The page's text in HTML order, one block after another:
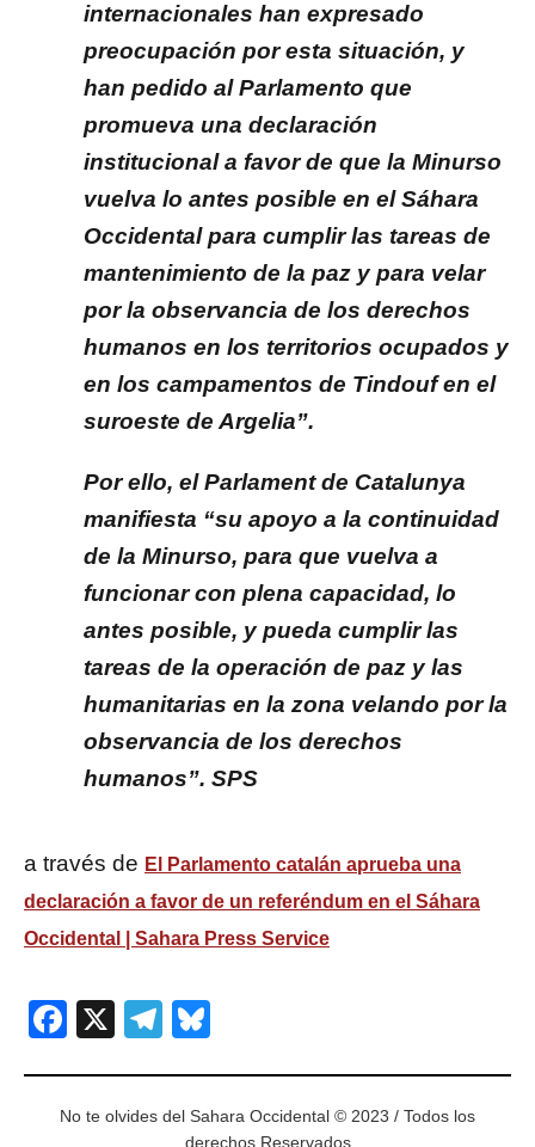
internacionales han expresado
preocupación por esta situación, y
han pedido al Parlamento que
promueva una declaración
institucional a favor de que la Minurso
vuelva lo antes posible en el Sáhara
Occidental para cumplir las tareas de
mantenimiento de la paz y para velar
por la observancia de los derechos
humanos en los territorios ocupados y
en los campamentos de Tindouf en el
suroeste de Argelia”.
Por ello, el Parlament de Catalunya
manifiesta “su apoyo a la continuidad
de la Minurso, para que vuelva a
funcionar con plena capacidad, lo
antes posible, y pueda cumplir las
tareas de la operación de paz y las
humanitarias en la zona velando por la
observancia de los derechos
humanos”. SPS
a través de El Parlamento catalán aprueba una
declaración a favor de un referéndum en el Sáhara
Occidental | Sahara Press Service
Facebook
X Telegram
No te olvides del Sahara Occidental © 2023 / Todos los
derechos Reservados